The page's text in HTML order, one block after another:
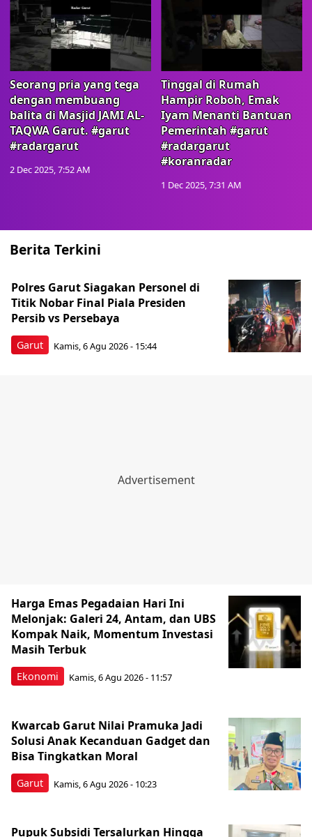
Seorang pria yang tega
dengan membuang
balita di Masjid JAMI AL-
TAQWA Garut. #garut
#radargarut
2 Dec 2025, 7:52 AM
Tinggal di Rumah
Hampir Roboh, Emak
Iyam Menanti Bantuan
Pemerintah #garut
#radargarut
#koranradar
1 Dec 2025, 7:31 AM
Berita Terkini
Garut
Polres Garut Siagakan Personel di
Titik Nobar Final Piala Presiden
Persib vs Persebaya
Kamis, 6 Agu 2026 - 15:44
Ekonomi
Harga Emas Pegadaian Hari Ini
Melonjak: Galeri 24, Antam, dan UBS
Kompak Naik, Momentum Investasi
Masih Terbuk
Kamis, 6 Agu 2026 - 11:57
Garut
Kwarcab Garut Nilai Pramuka Jadi
Solusi Anak Kecanduan Gadget dan
Bisa Tingkatkan Moral
Kamis, 6 Agu 2026 - 10:23
Pupuk Subsidi Tersalurkan Hingga